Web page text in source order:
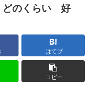
のくらい 好
はてブ
コピー